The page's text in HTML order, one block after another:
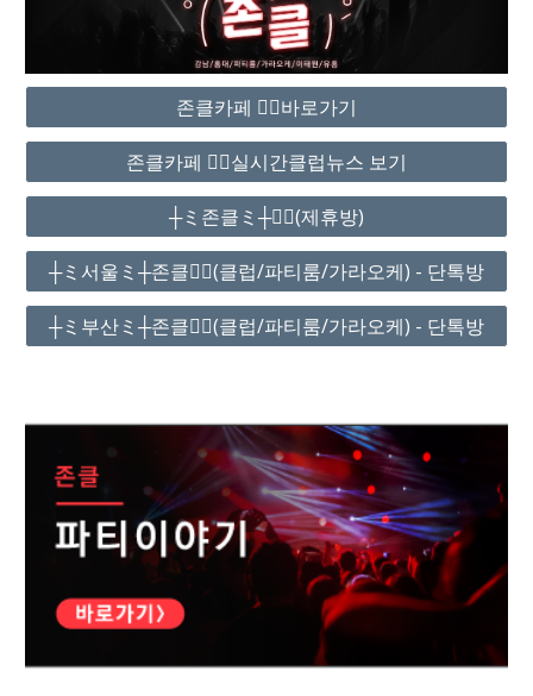
존클카페 ❤️‍🔥바로가기
존클카페 ❤️‍🔥실시간클럽뉴스 보기
┼ミ존클ミ┼❤️‍🔥(제휴방)
┼ミ서울ミ┼존클❤️‍🔥(클럽/파티룸/가라오케) - 단톡방
┼ミ부산ミ┼존클❤️‍🔥(클럽/파티룸/가라오케) - 단톡방